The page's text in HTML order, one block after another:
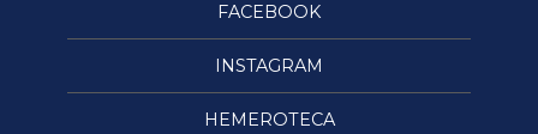
FACEBOOK
INSTAGRAM
HEMEROTECA